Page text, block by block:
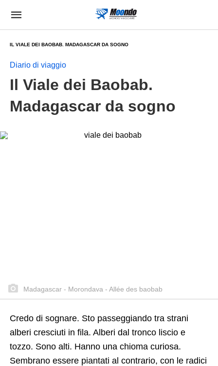
IL VIALE DEI BAOBAB. MADAGASCAR DA SOGNO
Diario di viaggio
Il Viale dei Baobab.
Madagascar da sogno
Madagascar - Morondava - Allée des baobab
Credo di sognare. Sto passeggiando tra strani
alberi cresciuti in fila. Alberi dal tronco liscio e
tozzo. Sono alti. Hanno una chioma curiosa.
Sembrano essere piantati al contrario, con le radici